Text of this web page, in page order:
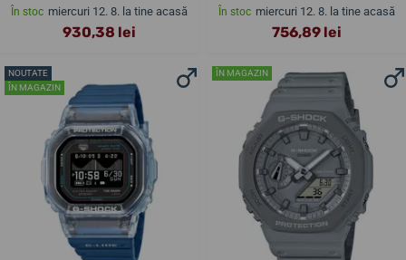
În stoc miercuri 12. 8. la tine acasă
930,38 lei
În stoc miercuri 12. 8. la tine acasă
756,89 lei
NOUTATE
ÎN MAGAZIN
ÎN MAGAZIN